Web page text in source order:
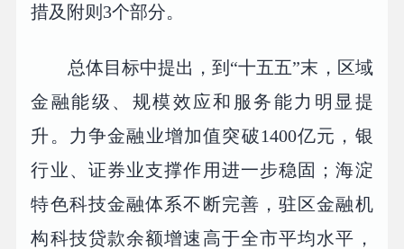
措及附则3个部分。
总体目标中提出，到“十五五”末，区域
金融能级、规模效应和服务能力明显提
升。力争金融业增加值突破1400亿元，银
行业、证券业支撑作用进一步稳固；海淀
特色科技金融体系不断完善，驻区金融机
构科技贷款余额增速高于全市平均水平，